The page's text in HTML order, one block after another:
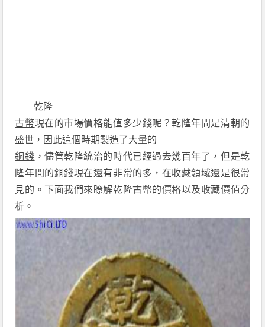
乾隆
古幣現在的市場價格能值多少錢呢？乾隆年間是清朝的
盛世，因此這個時期製造了大量的
銅錢 ，儘管乾隆統治的時代已經過去幾百年了，但是乾
隆年間的銅錢現在還有非常的多，在收藏領域還是很常
見的。下面我們來瞭解乾隆古幣的價格以及收藏價值分
析。